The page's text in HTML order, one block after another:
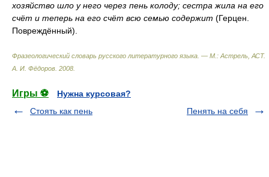
хозяйство шло у него через пень колоду; сестра жила на его
счёт и теперь на его счёт всю семью содержит (Герцен.
Повреждённый).
Фразеологический словарь русского литературного языка. — М.: Астрель, АСТ.
А. И. Фёдоров 2008
Игры ⚽
Нужна курсовая?
Стоять как пень
Пенять на себя